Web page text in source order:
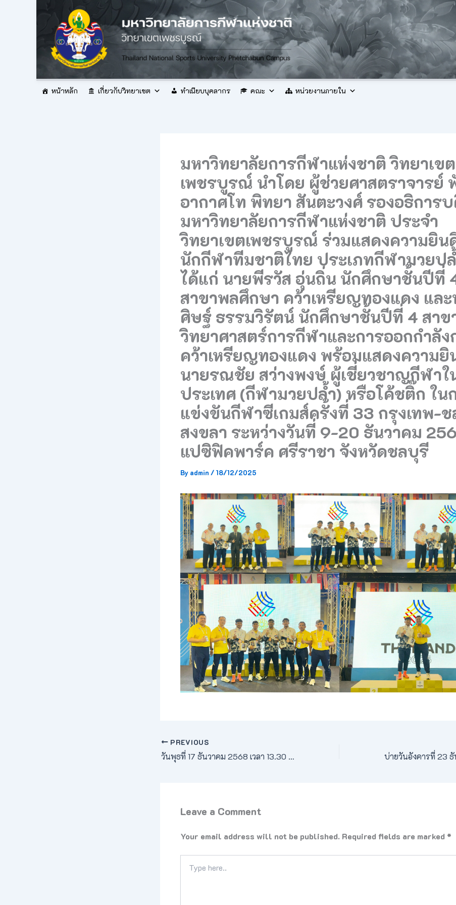
หน้าหลัก เกี่ยวกับวิทยาเขต ทำเนียบบุคลากร คณะ หน่วยงานภายใน
มหาวิทยาลัยการกีฬาแห่งชาติ วิทยาเขต
เพชรบูรณ์ นำโดย ผู้ช่วยศาสตราจารย์
อากาศโท พิทยา สันตะวงศ์ รองอธิการ
มหาวิทยาลัยการกีฬาแห่งชาติ ประจำ
วิทยาเขตเพชรบูรณ์ ร่วมแสดงความยิน
นักกีฬาทีมชาติไทย ประเภทกีฬามวยป
ได้แก่ นายพีรวัส อุ่นถิ่น นักศึกษาชั้นปีที่
สาขาพลศึกษา คว้าเหรียญทองแดง และ
ศิษฐ์ ธรรมวิรัตน์ นักศึกษาชั้นปีที่ 4 สาข
วิทยาศาสตร์การกีฬาและการออกกำลัง
คว้าเหรียญทองแดง พร้อมแสดงความ
นายรณชัย สว่างพงษ์ ผู้เชี่ยวชาญกีฬาใ
ประเทศ (กีฬามวยปล้ำ) หรือโค้ชติ๊ก ใน
แข่งขันกีฬาซีเกมส์ครั้งที่ 33 กรุงเทพ-
สงขลา ระหว่างวันที่ 9-20 ธันวาคม
แปซิฟิคพาร์ค ศรีราชา จังหวัดชลบุรี
By admin / 18/12/2025
PREVIOUS
วันพุธที่ 17 ธันวาคม 2568 เวลา 13.30 น. ผู้ช่วยศาสตราจารย์ พันจ่าอากาศโท พิทยา สันตะวงศ์ รองอธิการบดี มหาวิทยาลัยการกีฬาแห่งชาติ ประจำวิทยาเขตเพชรบูรณ์ มอบหมายให้ ผู้ช่วยศาสตราจารย์ประรัญญา ไตรยวงศ์ ผู้ช่วยอธิการบดีฝ่ายกิจการนักศึกษาและกิจการพิเศษ ร่วมพิธีลงนามบันทึกข้อตกลงความร่วมมือ (MOU) โครงการเพชรบูรณ์เมืองแห่งความสุขและปลอดปัจจัยเสี่ยง ปี พ.ศ. 2568 กิจกรรม เวทีประสานความร่วมมือและบันทึกข้อตกลง (MOU) ขับเคลื่อนโรงเรียน สถานศึกษา หน่วยงาน ปลอดเหล้าและอบายมุข ระหว่างเครือข่ายองค์กรงดเหล้าจังหวัดเพชรบูรณ์ และภาคีเครือข่ายสถานศึกษา หน่วยงานราชการที่เกี่ยวข้อง โดยประสานความร่วมมือระหว่างกัน ร่วมลงนามขับเคลื่อนสนับสนุนการดำเนินงานโรงเรียน สถานศึกษา หน่วยงาน ปลอดเหล้า บุหรี่ และอบายมุข ตลอดจนการติดตามประเมินผลการดำเนินงาน ให้เกิดผลสัมฤทธิ์ สร้างความเชื่อมันและอุ่นใจให้กับ ผู้ปกครองนักเรียน นักศึกษา ได้อย่างมีประสิทธิภาพและเป็นรูปธรรม ณ ห้องประชุมสีทอง ชั้น 1 อาคารเฉลิมพระเกียรติฉลองสิริราชสมบัติครบ 60 ปี
Leave a Comment
Your email address will not be published. Required fields are marked *
here..